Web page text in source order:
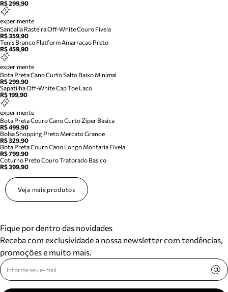
R$ 299,90
experimente
Sandalia Rasteira Off-White Couro Fivela
R$ 359,90
Tenis Branco Flatform Amarracao Preto
R$ 459,90
experimente
Bota Preta Cano Curto Salto Baixo Minimal
R$ 299,90
Sapatilha Off-White Cap Toe Laco
R$ 199,90
experimente
Bota Preta Couro Cano Curto Ziper Basica
R$ 499,90
Bolsa Shopping Preto Mercato Grande
R$ 329,90
Bota Preta Couro Cano Longo Montaria Fivela
R$ 799,90
Coturno Preto Couro Tratorado Basico
R$ 399,90
Veja mais produtos
Fique por dentro das novidades
Receba com exclusividade a nossa newsletter com tendências,
promoções e muito mais.